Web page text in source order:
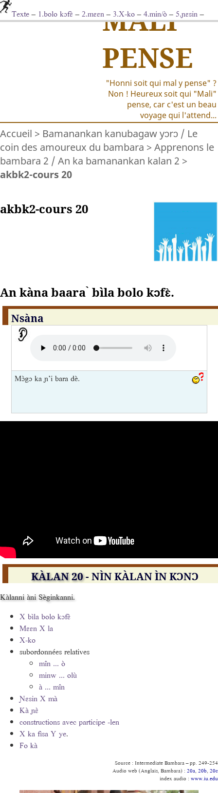
MALI
PENSE
"Honni soit qui mal y pense" ?
Non ! Heureux soit qui "Mali"
pense, car c'est un beau
voyage qui l'attend...
Accueil > Bamanankan kanubagaw yɔrɔ / Le
coin des amoureux du bambara > Apprenons le
bambara 2 / An ka bamanankan kalan 2 >
akbk2-cours 20
akbk2-cours 20
An kàna baara ̀ bìla bolo kɔfɛ̀.
Nsàna
Mɔ̀gɔ ka ɲ’i bara dè.
KÀLAN 20- NÌN KÀLAN ÌN KƆNƆ
Kàlanni àni Sèginkanni.
X bìla bolo kɔfɛ̀
Mɛɛn X la
X-ko
subordonnées relatives
mîn ... ò
minw ... olù
à ... mîn
Ɲɛsin X mà
Kà ɲɛ̀
constructions avec participe -len
X ka fìsa Y ye.
Fo kà
Source : Intermediate Bambara – pp. 249-254
Audio web (Anglais, Bambara) : 20a, 20b, 20c
index audio : www.iu.edu
Texte– 1.bolo kɔfɛ̀– 2.mɛɛn– 3.X-ko– 4.min/ò– 5.ɲɛsin–
6.kà ɲɛ̀–7.V-len–8.ka fìsa–9.fo kà–10.minw/olù–11.à/min–